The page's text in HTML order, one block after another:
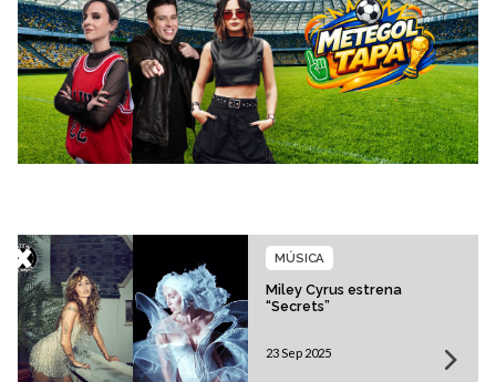
Miley Cyrus estrena
“Secrets”
MÚSICA
23 Sep 2025